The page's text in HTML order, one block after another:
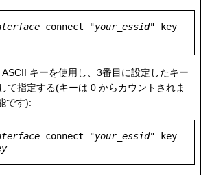
connect "your_essid" key
キーを使用し、3番目に設定したキー
て指定する(キーは 0 からカウントされま
です):
connect "your_essid" key